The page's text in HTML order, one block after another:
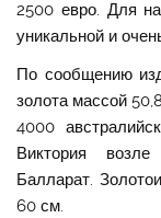
2500 евро. Для
уникальной и
По сообщению
золота массой
4000
Виктория возле
Балларат.
60 см.